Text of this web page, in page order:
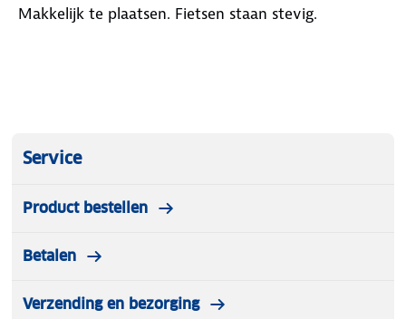
Wat zit er in de verpakking?
R2B fietsendrager
fietsen stabiel en compact mee en heb je
Makkelijk te plaatsen. Fietsen staan stevig.
Service
Product bestellen
Betalen
Verzending en bezorging